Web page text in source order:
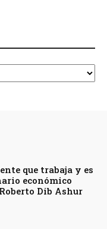
que trabaja y es
económico
Dib Ashur